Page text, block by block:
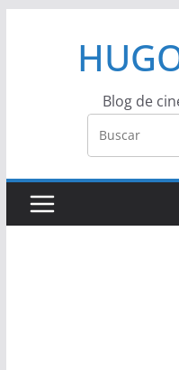
Blog de